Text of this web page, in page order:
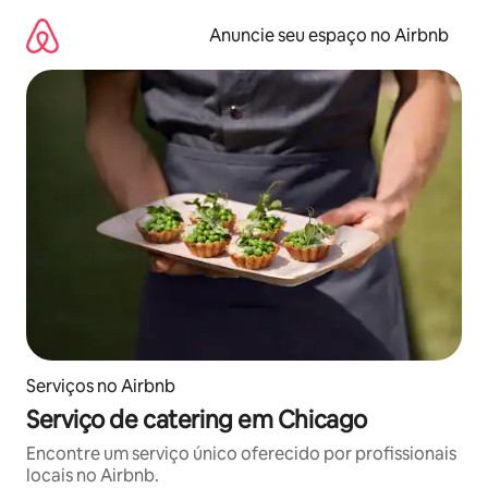
para
conteúdo
Anuncie seu espaço no Airbnb
Serviços no Airbnb
Serviço de catering em Chicago
Encontre um serviço único oferecido por profissionais
locais no Airbnb.